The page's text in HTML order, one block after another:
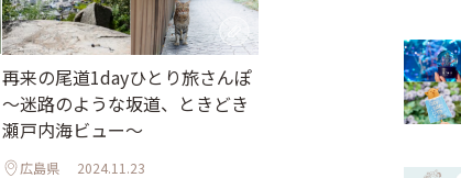
再来の尾道1dayひとり旅さんぽ
～迷路のような坂道、ときどき
瀬戸内海ビュー～
広島県 2024.11.23